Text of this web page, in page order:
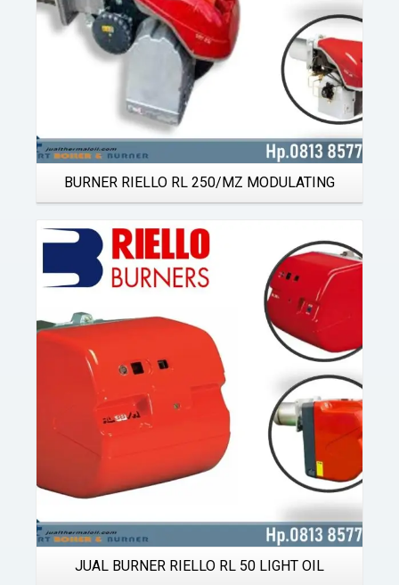
BURNER RIELLO RL 250/MZ MODULATING
JUAL BURNER RIELLO RL 50 LIGHT OIL